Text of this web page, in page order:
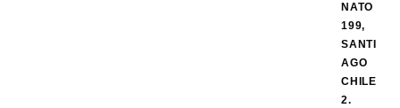
NATO
199,
SANTI
AGO
CHILE
2.